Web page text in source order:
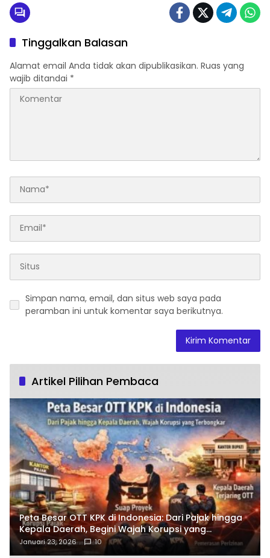
Tinggalkan Balasan
Alamat email Anda tidak akan dipublikasikan. Ruas yang
wajib ditandai *
Simpan nama, email, dan situs web saya pada
peramban ini untuk komentar saya berikutnya.
Artikel Pilihan Pembaca
Peta Besar OTT KPK di Indonesia: Dari Pajak hingga
Kepala Daerah, Begini Wajah Korupsi yang
Terbongkar
Januari 23, 2026 10